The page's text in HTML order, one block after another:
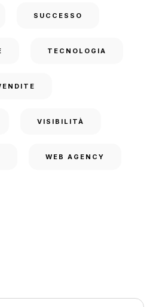
SUCCESSO
TECNOLOGIA
VISIBILITÀ
WEB AGENCY